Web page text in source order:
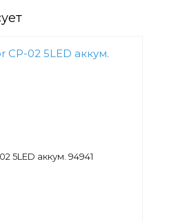
5LED аккум. 94941